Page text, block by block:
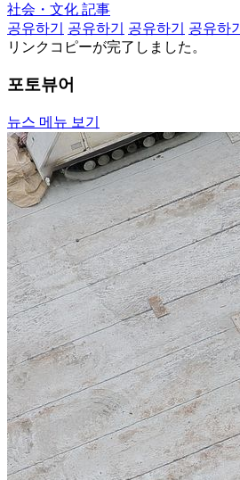
社会・文化 記事
공유하기
공유하기 공유하기 공유하기
リンクコピーが完了しました。
포토뷰어
뉴스 메뉴 보기